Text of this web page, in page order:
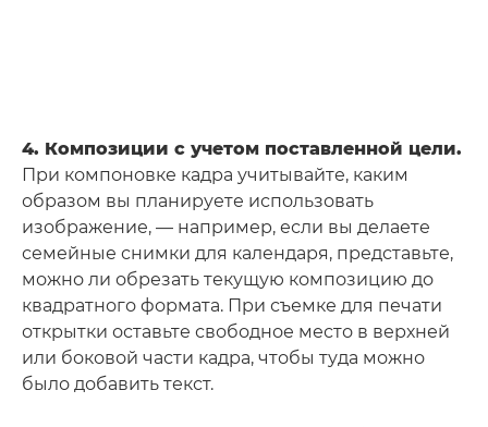
4. Композиции с учетом поставленной цели.
При компоновке кадра учитывайте, каким
образом вы планируете использовать
изображение, — например, если вы делаете
семейные снимки для календаря, представьте,
можно ли обрезать текущую композицию до
квадратного формата. При съемке для печати
открытки оставьте свободное место в верхней
или боковой части кадра, чтобы туда можно
было добавить текст.